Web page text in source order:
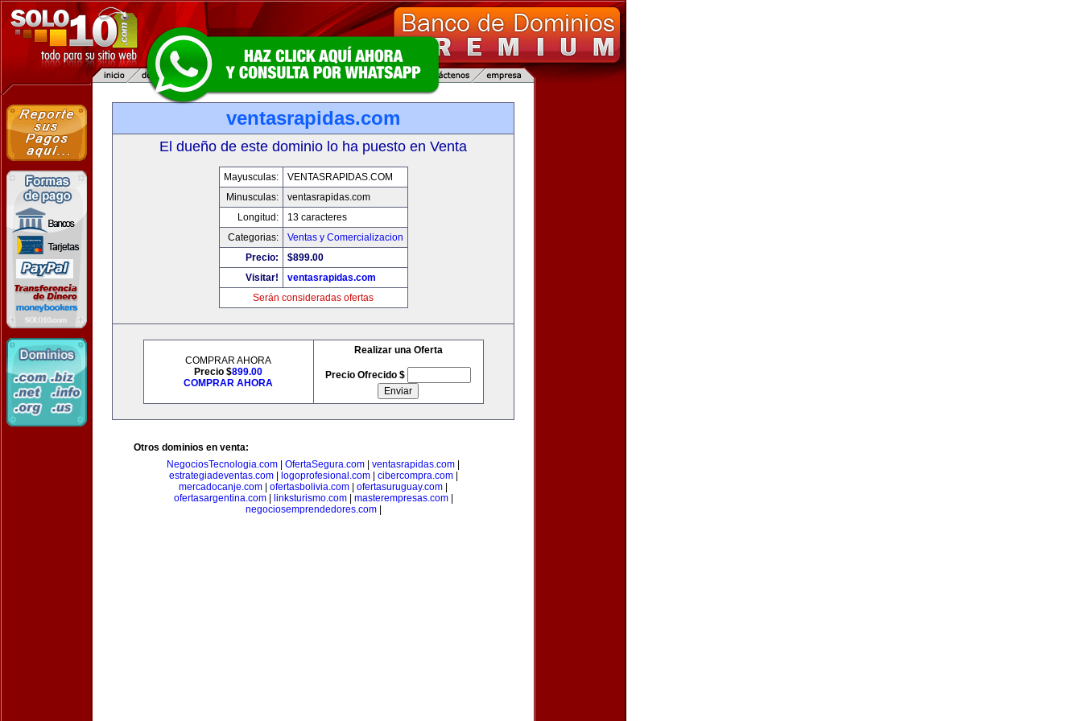
ventasrapidas.com
El dueño de este dominio lo ha puesto en Venta
Mayusculas:
VENTASRAPIDAS.COM
Minusculas:
ventasrapidas.com
Longitud:
13 caracteres
Categorias:
Ventas y Comercializacion
Precio:
$899.00
Visitar!
ventasrapidas.com
Serán consideradas ofertas
COMPRAR AHORA
Precio $899.00
COMPRAR AHORA
Realizar una Oferta
Precio Ofrecido $
Otros dominios en venta:
NegociosTecnologia.com
OfertaSegura.com ventasrapidas.com
estrategiadeventas.com| logoprofesional.com| cibercompra.com|
mercadocanje.com
ofertasbolivia.com ofertasuruguay.com
ofertasargentina.com| linksturismo.com| masterempresas.com|
negociosemprendedores.com|